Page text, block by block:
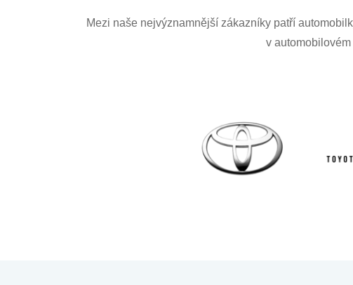
Mezi naše nejvýznamnější zákazníky patří
v